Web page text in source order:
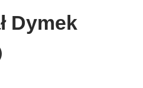
Dymek